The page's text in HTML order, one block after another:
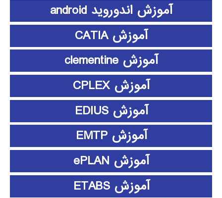
آموزش اندوروید android
آموزش CATIA
آموزش clementine
آموزش CPLEX
آموزش EDIUS
آموزش EMTP
آموزش ePLAN
آموزش ETABS